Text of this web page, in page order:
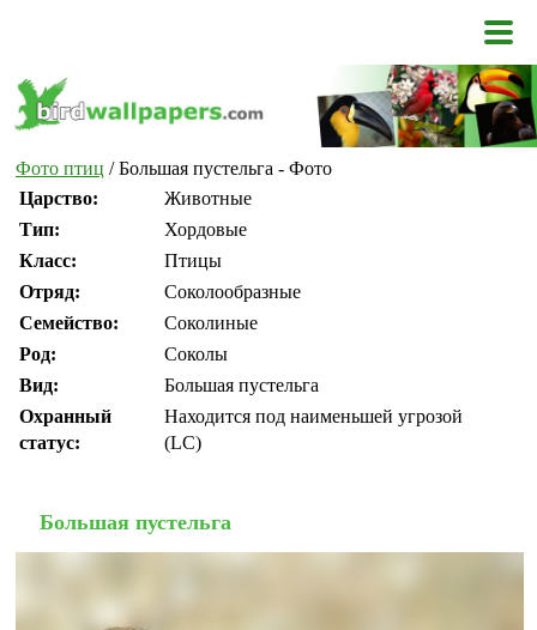
Фото птиц / Большая пустельга - Фото
Царство:
Животные
Тип:
Хордовые
Класс:
Птицы
Отряд:
Соколообразные
Семейство:
Соколиные
Род:
Соколы
Вид:
Большая пустельга
Охранный
статус:
Находится под наименьшей угрозой
(LC)
Большая пустельга